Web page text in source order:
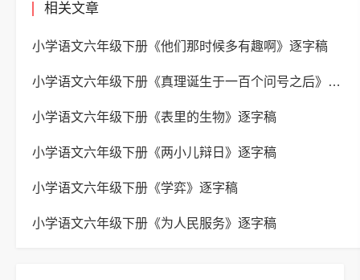
相关文章
小学语文六年级下册《他们那时候多有趣啊》逐字稿
小学语文六年级下册《真理诞生于一百个问号之后》逐字稿
小学语文六年级下册《表里的生物》逐字稿
小学语文六年级下册《两小儿辩日》逐字稿
小学语文六年级下册《学弈》逐字稿
小学语文六年级下册《为人民服务》逐字稿